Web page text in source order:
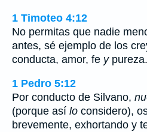
1 Timoteo 4:12
No permitas que nadie
antes, sé ejemplo de los
conducta, amor, fe ypureza.
1 Pedro 5:12
Por conducto de Silvano,
(porque así lo considero),
brevemente, exhortando y